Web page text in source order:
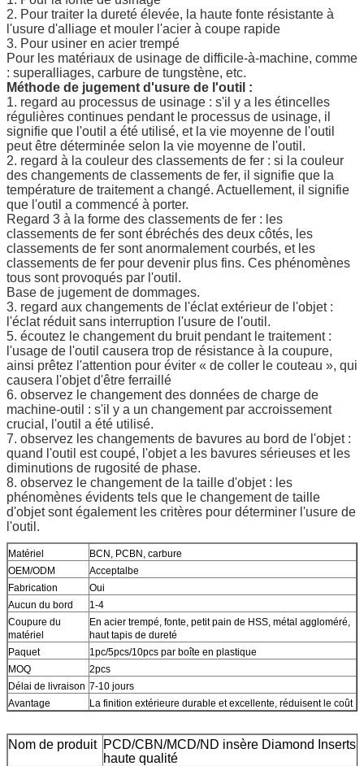
2. Pour traiter la dureté élevée, la haute fonte résistante à
l'usure d'alliage et mouler l'acier à coupe rapide
3. Pour usiner en acier trempé
Pour les matériaux de usinage de difficile-à-machine, comme
: superalliages, carbure de tungstène, etc.
Méthode de jugement d'usure de l'outil :
1. regard au processus de usinage : s'il y a les étincelles
régulières continues pendant le processus de usinage, il
signifie que l'outil a été utilisé, et la vie moyenne de l'outil
peut être déterminée selon la vie moyenne de l'outil.
2. regard à la couleur des classements de fer : si la couleur
des changements de classements de fer, il signifie que la
température de traitement a changé. Actuellement, il signifie
que l'outil a commencé à porter.
Regard 3 à la forme des classements de fer : les
classements de fer sont ébréchés des deux côtés, les
classements de fer sont anormalement courbés, et les
classements de fer pour devenir plus fins. Ces phénomènes
tous sont provoqués par l'outil.
Base de jugement de dommages.
3. regard aux changements de l'éclat extérieur de l'objet :
l'éclat réduit sans interruption l'usure de l'outil.
5. écoutez le changement du bruit pendant le traitement :
l'usage de l'outil causera trop de résistance à la coupure,
ainsi prêtez l'attention pour éviter « de coller le couteau », qui
causera l'objet d'être ferraillé
6. observez le changement des données de charge de
machine-outil : s'il y a un changement par accroissement
crucial, l'outil a été utilisé.
7. observez les changements de bavures au bord de l'objet :
quand l'outil est coupé, l'objet a les bavures sérieuses et les
diminutions de rugosité de phase.
8. observez le changement de la taille d'objet : les
phénomènes évidents tels que le changement de taille
d'objet sont également les critères pour déterminer l'usure de
l'outil.
Matériel
BCN, PCBN, carbure
OEM/ODM
Acceptalbe
Fabrication
Oui
Aucun du bord
1-4
Coupure du
matériel
En acier trempé, fonte, petit pain de HSS, métal aggloméré,
haut tapis de dureté
Paquet
1pc/5pcs/10pcs par boîte en plastique
MOQ
2pcs
Délai de livraison 7-10 jours
Avantage
La finition extérieure durable et excellente, réduisent le coût
Nom de produit PCD/CBN/MCD/ND insère Diamond Inserts
haute qualité